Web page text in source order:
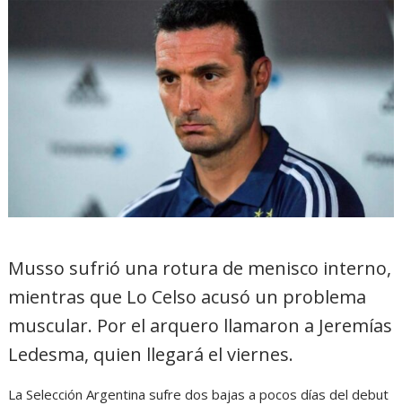
Musso sufrió una rotura de menisco interno,
mientras que Lo Celso acusó un problema
muscular. Por el arquero llamaron a Jeremías
Ledesma, quien llegará el viernes.
La Selección Argentina sufre dos bajas a pocos días del debut